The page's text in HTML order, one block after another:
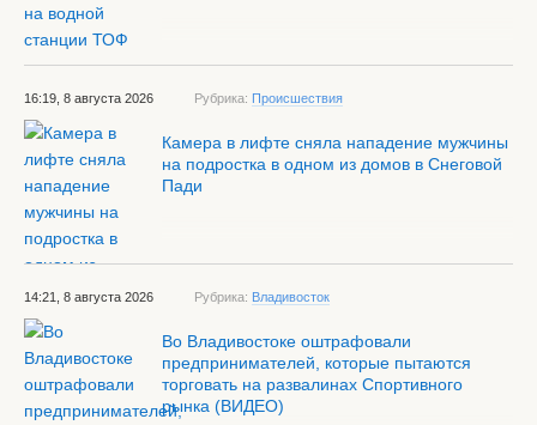
16:19, 8 августа 2026 Рубрика: Происшествия
Камера в лифте сняла нападение мужчины
на подростка в одном из домов в Снеговой
Пади
14:21, 8 августа 2026 Рубрика: Владивосток
Во Владивостоке оштрафовали
предпринимателей, которые пытаются
торговать на развалинах Спортивного
рынка (ВИДЕО)